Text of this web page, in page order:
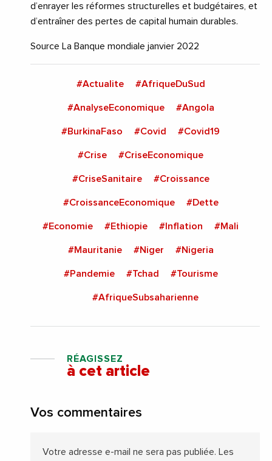
d’enrayer les réformes structurelles et budgétaires, et
d’entraîner des pertes de capital humain durables.
Source La Banque mondiale janvier 2022
#Actualite #AfriqueDuSud
#AnalyseEconomique #Angola
#BurkinaFaso #Covid #Covid19
#Crise #CriseEconomique
#CriseSanitaire #Croissance
#CroissanceEconomique #Dette
#Economie #Ethiopie #Inflation #Mali
#Mauritanie #Niger #Nigeria
#Pandemie #Tchad #Tourisme
#AfriqueSubsaharienne
RÉAGISSEZ
à cet article
Vos commentaires
Votre adresse e-mail ne sera pas publiée. Les